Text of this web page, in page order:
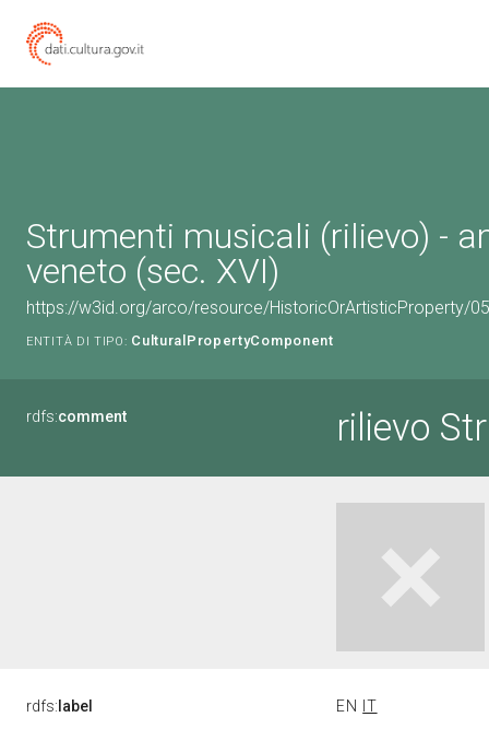
Strumenti musicali (rilievo) -
veneto (sec. XVI)
https://w3id.org/arco/resource/HistoricOrArtisticProperty/
ENTITÀ DI TIPO: CulturalPropertyComponent
rdfs:comment rilievo
rdfs: label EN IT